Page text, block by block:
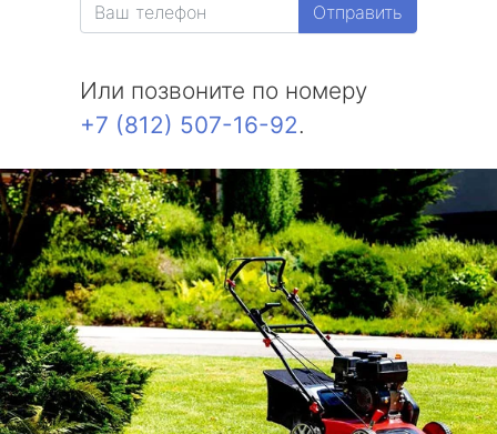
Отправить
Или позвоните по номеру
+7 (812) 507-16-92.